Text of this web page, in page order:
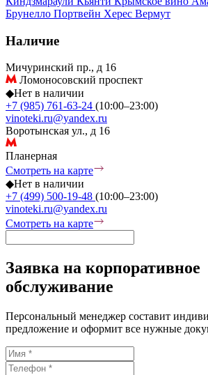
Брунелло Портвейн Херес Вермут
Наличие
Мичуринский пр., д 16
Ломоносовский проспект
◆Нет в наличии
+7 (985) 761-63-24 (10:00–23:00)
vinoteki.ru@yandex.ru
Воротынская ул., д 16
Планерная
Смотреть на карте
◆Нет в наличии
+7 (499) 500-19-48 (10:00–23:00)
vinoteki.ru@yandex.ru
Смотреть на карте
Заявка на корпоративное
обслуживание
Персональный менеджер составит
предложение и оформит все нужные